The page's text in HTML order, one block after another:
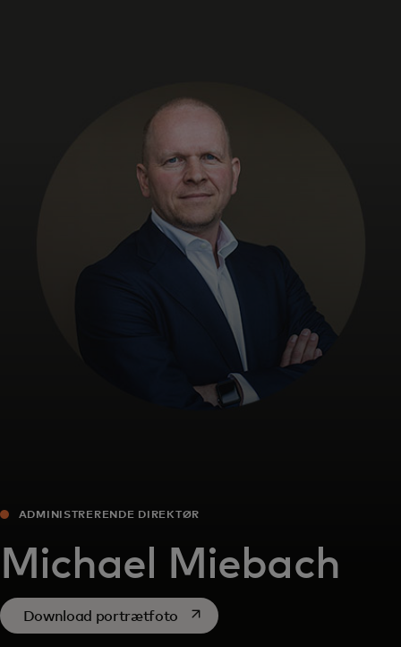
Til hele verden
Til innovatører
Nyheder og trends
ADMINISTRERENDE DIREKTØR
Michael Miebach
Download portrætfoto opens in a new tab